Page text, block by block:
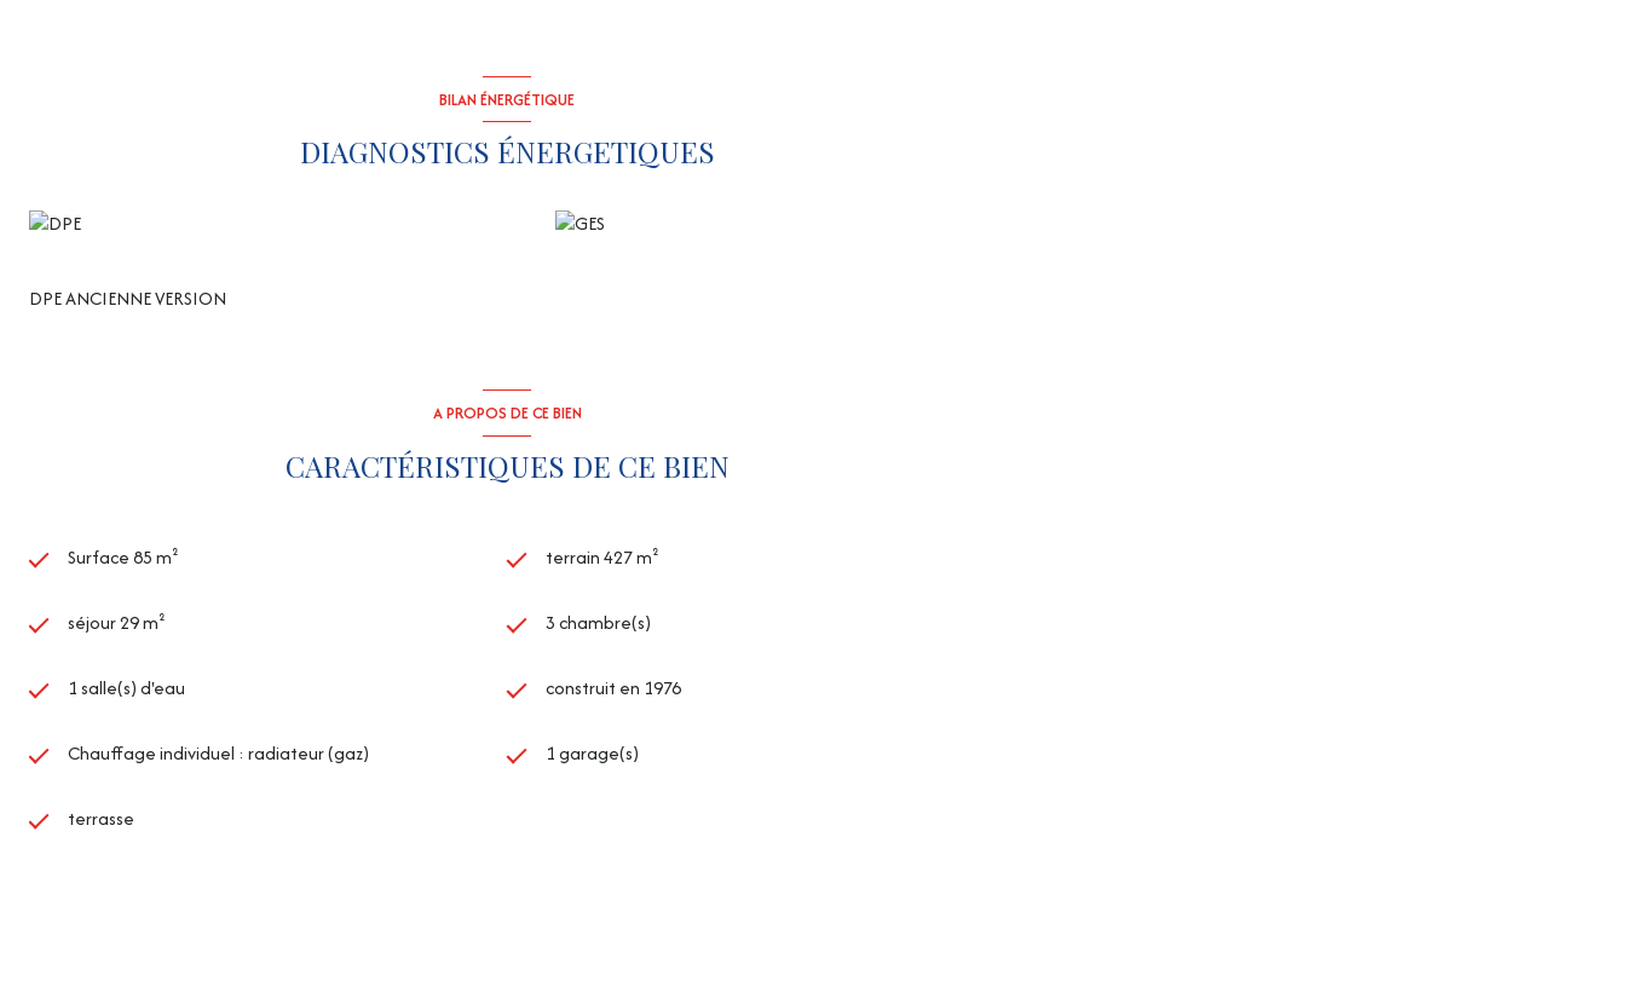
BILAN ÉNERGÉTIQUE
DIAGNOSTICS ÉNERGETIQUES
DPE ANCIENNE VERSION
A PROPOS DE CE BIEN
CARACTÉRISTIQUES DE CE BIEN
Surface 85 m² terrain 427 m²
séjour 29 m² 3 chambre(s)
1 salle(s) d'eau construit en 1976
Chauffage individuel : radiateur (gaz) 1 garage(s)
terrasse